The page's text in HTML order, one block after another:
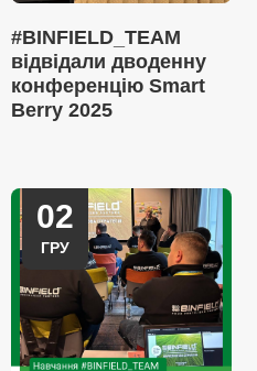
#BINFIELD_TEAM
відвідали дводенну
конференцію Smart
Berry 2025
02
ГРУ